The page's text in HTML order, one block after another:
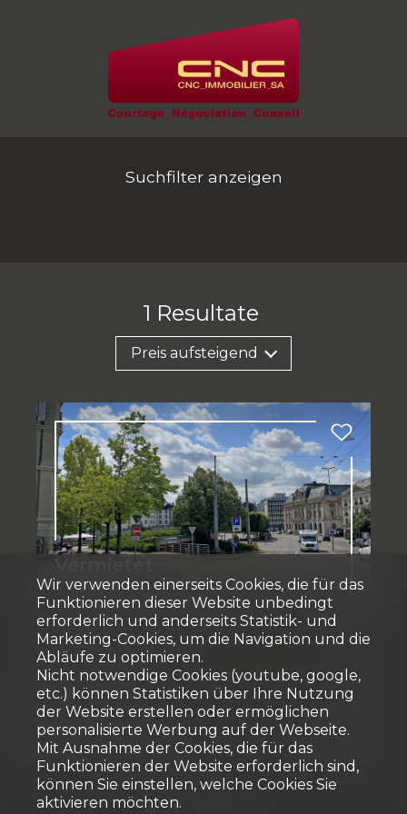
Suchfilter anzeigen
1 Resultate
Preis aufsteigend
Tiefgaragenplatz
Fribourg
CHF 165.-/Monat
1 5. Untergeschoss
Wir verwenden einerseits Cookies, die für das
Funktionieren dieser Website unbedingt
erforderlich und anderseits Statistik- und
Marketing-Cookies, um die Navigation und die
Abläufe zu optimieren.
Nicht notwendige Cookies (youtube, google,
etc.) können Statistiken über Ihre Nutzung
der Website erstellen oder ermöglichen
personalisierte Werbung auf der Webseite.
Mit Ausnahme der Cookies, die für das
Funktionieren der Website erforderlich sind,
können Sie einstellen, welche Cookies Sie
aktivieren möchten.